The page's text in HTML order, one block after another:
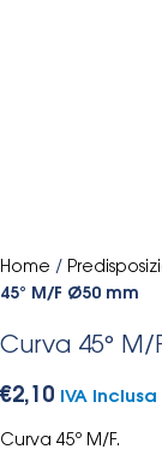
Home /
45° M/F Ø50 mm
Curva 45° M/
€2,10 IVA Inclusa
Curva 45º M/F.